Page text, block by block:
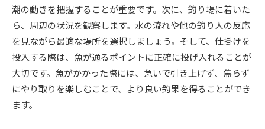
潮の動きを把握することが重要です。次に、釣り場に着いた
ら、周辺の状況を観察します。水の流れや他の釣り人の反応
を見ながら最適な場所を選択しましょう。そして、仕掛けを
投入する際は、魚が通るポイントに正確に投げ入れることが
大切です。魚がかかった際には、急いで引き上げず、焦らず
にやり取りを楽しむことで、より良い釣果を得ることができ
ます。